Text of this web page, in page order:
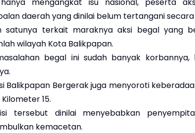
daerah yang dinilai belum tertangani
satunya terkait maraknya aksi begal yang
wilayah Kota Balikpapan.
begal ini sudah banyak
Balikpapan Bergerak juga menyoroti
Kilometer 15.
tersebut dinilai menyebabkan
kemacetan.